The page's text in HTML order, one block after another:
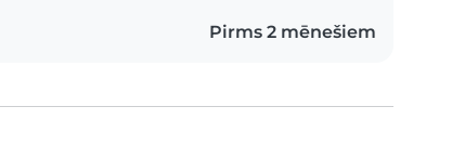
Pirms 2 mēnešiem